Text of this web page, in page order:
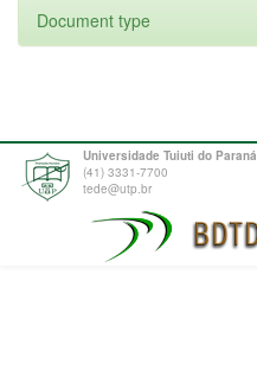
Document type
Universidade Tuiuti do Paraná
(41) 3331-7700
tede@utp.br